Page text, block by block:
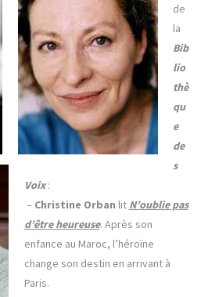
de
la
Bib
lio
thè
qu
e
de
s
Voix:
– Christine Orban lit N’oublie pas
d’être heureuse. Après son
enfance au Maroc, l’héroïne
change son destin en arrivant à
Paris.